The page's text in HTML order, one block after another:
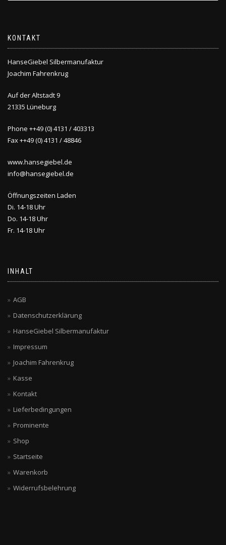
KONTAKT
HanseGiebel Silbermanufaktur
Joachim Fahrenkrug
Auf der Altstadt 9
21335 Lüneburg
Phone ++49 (0) 4131 / 403313
Fax ++49 (0) 4131 / 48846
www.hansegiebel.de
info@hansegiebel.de
Öffnungszeiten Laden
Di. 14-18 Uhr
Do. 14-18 Uhr
Fr. 14-18 Uhr
INHALT
AGB
Datenschutzerklärung
HanseGiebel Silbermanufaktur
Impressum
Joachim Fahrenkrug
Kasse
Kontakt
Lieferbedingungen
Prominente
Shop
Startseite
Warenkorb
Widerrufsbelehrung